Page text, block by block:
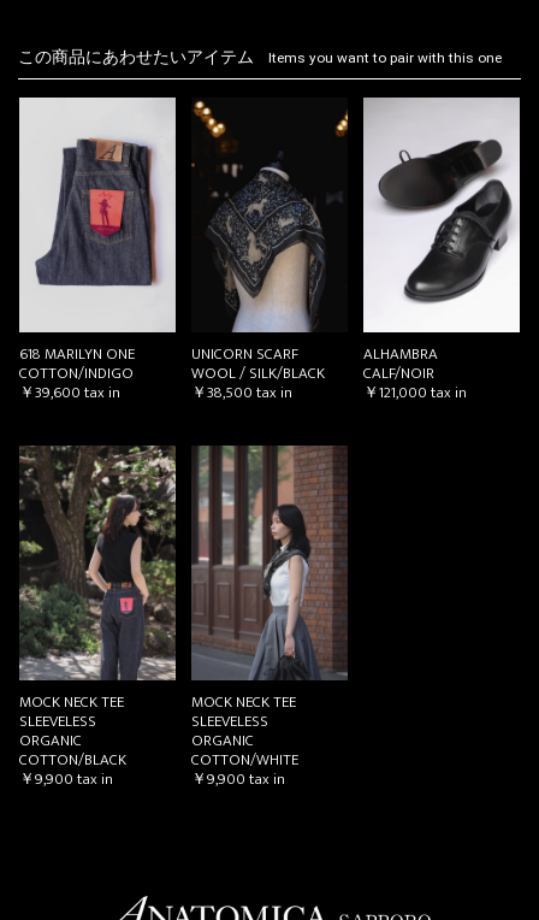
この商品にあわせたいアイテム Items you want to pair with this one
618 MARILYN ONE
COTTON/INDIGO
￥39,600tax in
UNICORN SCARF
WOOL / SILK/BLACK
￥38,500tax in
ALHAMBRA
CALF/NOIR
￥121,000tax in
MOCK NECK TEE
SLEEVELESS
ORGANIC
COTTON/BLACK
￥9,900tax in
MOCK NECK TEE
SLEEVELESS
ORGANIC
COTTON/WHITE
￥9,900tax in